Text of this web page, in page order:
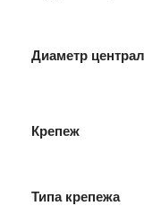
Диаметр
Крепеж
Типа крепежа